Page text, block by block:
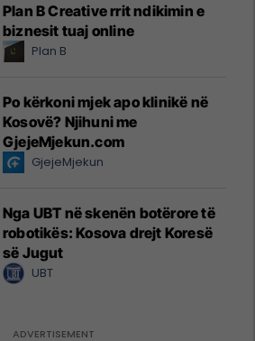
Plan B Creative rrit ndikimin e
biznesit tuaj online
Plan B
Po kërkoni mjek apo klinikë në
Kosovë? Njihuni me
GjejeMjekun.com
GjejeMjekun
Nga UBT në skenën botërore të
robotikës: Kosova drejt Koresë
së Jugut
UBT